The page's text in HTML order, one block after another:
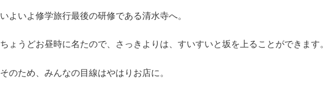
ョ
いよいよ修学旅行最後の研修である清水寺へ。
ちょうどお昼時に名たので、さっきよりは、すいすいと坂を上ることができます。
そのため、みんなの目線はやはりお店に。